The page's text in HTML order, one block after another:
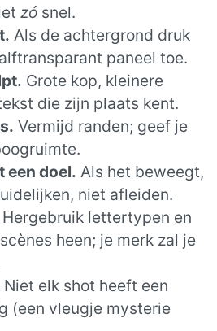
zó snel.
Als de achtergrond druk
paneel toe.
Grote kop, kleinere
die zijn plaats kent.
Vermijd randen; geef je
een doel. Als het beweegt,
niet afleiden.
Hergebruik lettertypen en
heen; je merk zal je
Niet elk shot heeft een
(een vleugje mysterie